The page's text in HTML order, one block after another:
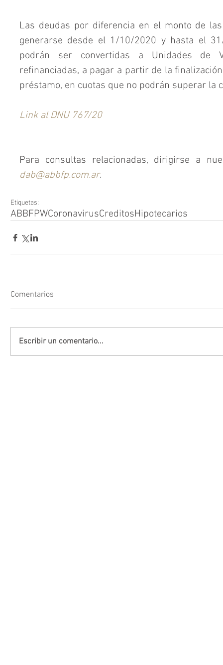
Las deudas por diferencia en el monto de
generarse desde el 1/10/2020 y hasta el
podrán ser convertidas a Unidades de
refinanciadas, a pagar a partir de la
préstamo, en cuotas que no podrán superar la
Link al DNU 767/20
dab@abbfp.com.ar.
Etiquetas:
ABBFPWCoronavirusCreditosHipotecarios
Comentarios
Escribir un comentario...